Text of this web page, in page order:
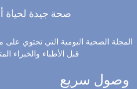
صحة جيدة لحياة
المجلة الصحية اليومية التي تحتوي
قبل الأطباء والخبراء
وصول سريع